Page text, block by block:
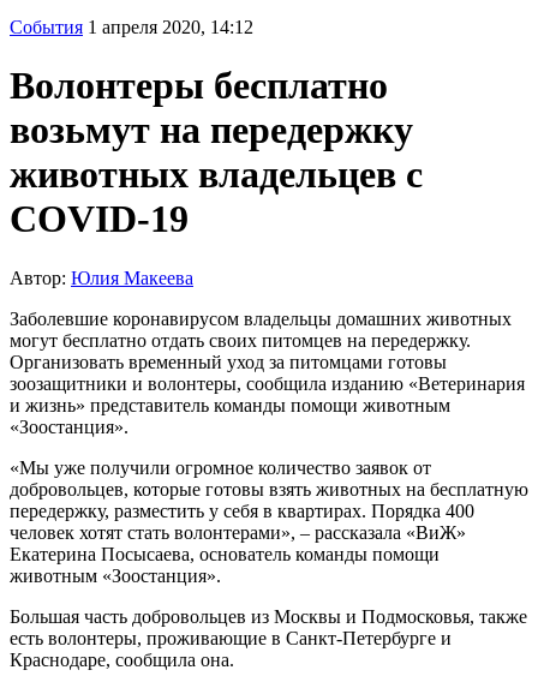
События 1 апреля 2020, 14:12
Волонтеры бесплатно
возьмут на передержку
животных владельцев с
COVID-19
Автор: Юлия Макеева
Заболевшие коронавирусом владельцы домашних животных
могут бесплатно отдать своих питомцев на передержку.
Организовать временный уход за питомцами готовы
зоозащитники и волонтеры, сообщила изданию «Ветеринария
и жизнь» представитель команды помощи животным
«Зоостанция».
«Мы уже получили огромное количество заявок от
добровольцев, которые готовы взять животных на бесплатную
передержку, разместить у себя в квартирах. Порядка 400
человек хотят стать волонтерами», – рассказала «ВиЖ»
Екатерина Посысаева, основатель команды помощи
животным «Зоостанция».
Большая часть добровольцев из Москвы и Подмосковья, также
есть волонтеры, проживающие в Санкт-Петербурге и
Краснодаре, сообщила она.